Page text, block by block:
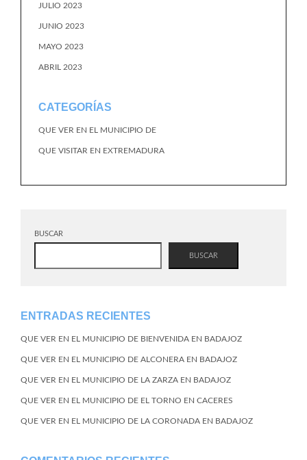
JULIO 2023
JUNIO 2023
MAYO 2023
ABRIL 2023
CATEGORÍAS
QUE VER EN EL MUNICIPIO DE
QUE VISITAR EN EXTREMADURA
BUSCAR
BUSCAR
ENTRADAS RECIENTES
QUE VER EN EL MUNICIPIO DE BIENVENIDA EN BADAJOZ
QUE VER EN EL MUNICIPIO DE ALCONERA EN BADAJOZ
QUE VER EN EL MUNICIPIO DE LA ZARZA EN BADAJOZ
QUE VER EN EL MUNICIPIO DE EL TORNO EN CACERES
QUE VER EN EL MUNICIPIO DE LA CORONADA EN BADAJOZ